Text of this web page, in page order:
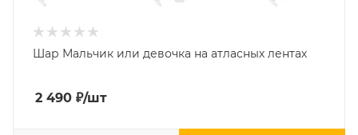
Шар Мальчик или девочка на атласных лентах
2 490 ₽/шт